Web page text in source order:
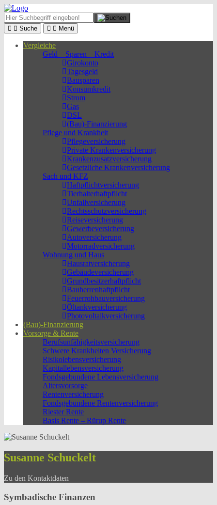
Suche Menü
Vergleiche
Geld – Sparen – Kredit
Girokonto
Tagesgeld
Bausparen
Konsumkredit
Strom
Gas
DSL
(Bau)-Finanzierung
Pflege und Krankheit
Pflegeversicherung
Private Krankenversicherung
Krankenzusatzversicherung
Gesetzliche Krankenversicherung
Sach und KFZ
Haftpflichtversicherung
Tierhalterhaftpflicht
Unfallversicherung
Rechtsschutzversicherung
Reiseversicherung
Gewerbeversicherung
Autoversicherung
Motorradversicherung
Wohnung und Haus
Hausratversicherung
Gebäudeversicherung
Grundbesitzerhaftpflicht
Bauherrenhaftpflicht
Feuerrohbauversicherung
Öltankversicherung
Photovoltaikversicherung
(Bau)-Finanzierung
Vorsorge & Rente
Berufs­unfähigkeitsversicherung
Schwere Krankheiten Versicherung
Risikolebensversicherung
Kapitallebensversicherung
Fondsgebundene Lebensversicherung
Altersvorsorge
Rentenversicherung
Fondsgebundene Rentenversicherung
Riester Rente
Basis Rente – Rürup Rente
Susanne Schuckelt
Zu den Kontaktdaten
Symbadische Finanzen